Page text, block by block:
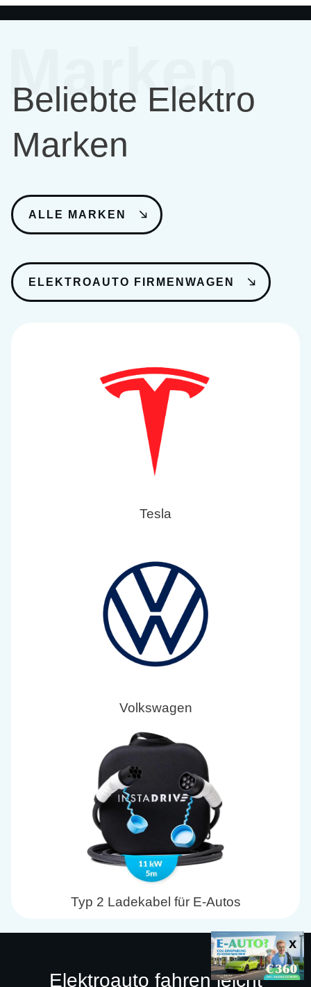
Marken
Beliebte Elektro
Marken
ALLE MARKEN
ELEKTROAUTO FIRMENWAGEN
Tesla
Volkswagen
Typ 2 Ladekabel für E-Autos
Elektroauto fahren leicht